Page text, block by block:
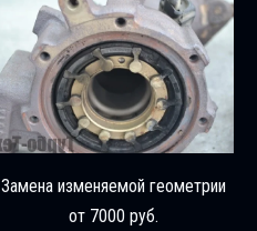
Замена изменяемой геометрии
от 7000 руб.